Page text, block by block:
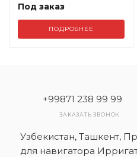
Под заказ
ПОДРОБНЕЕ
+99871 238 99 99
ЗАКАЗАТЬ ЗВОНОК
Узбекистан, Ташкент,
для навигатора